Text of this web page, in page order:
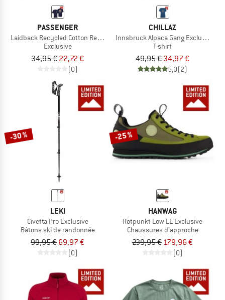
PASSENGER
Laidback Recycled Cotton Relaxed Fit - Exclusive
Exclusive
34,95 € 22,72 €
(0)
CHILLAZ
Innsbruck Alpaca Gang Exclusive
T-shirt
49,95 € 34,97 €
5,0(2)
-30 %
LEKI
Civetta Pro Exclusive
Bâtons ski de randonnée
99,95 € 69,97 €
(0)
-25 %
HANWAG
Rotpunkt Low LL Exclusive
Chaussures d'approche
239,95 € 179,96 €
(0)